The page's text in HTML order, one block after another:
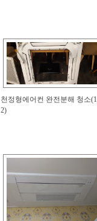
천정형에어컨 완전분해 청소
2)